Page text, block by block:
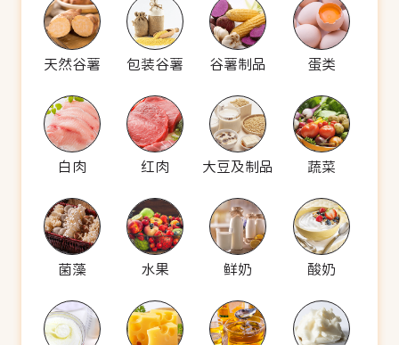
天然谷薯 包装谷薯 谷薯制品 蛋类
白肉 红肉 大豆及制品 蔬菜
菌藻 水果 鲜奶 酸奶